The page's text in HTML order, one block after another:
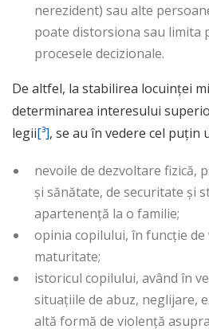
nerezident) sau alte
poate distorsiona sau limita
procesele decizionale.
De altfel, la stabilirea locuinței
determinarea interesului
legii[³], se au în vedere cel puțin
nevoile de dezvoltare fizică,
și sănătate, de securitate și
apartenență la o familie;
opinia copilului, în funcție de
maturitate;
istoricul copilului, având în
situațiile de abuz, neglijare,
altă formă de violență